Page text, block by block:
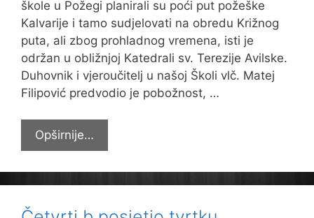
škole u Požegi planirali su poći put požeške
Kalvarije i tamo sudjelovati na obredu Križnog
puta, ali zbog prohladnog vremena, isti je
održan u obližnjoj Katedrali sv. Terezije Avilske.
Duhovnik i vjeroučitelj u našoj Školi vlč. Matej
Filipović predvodio je pobožnost, …
Opširnije…
Križni
put
učenika